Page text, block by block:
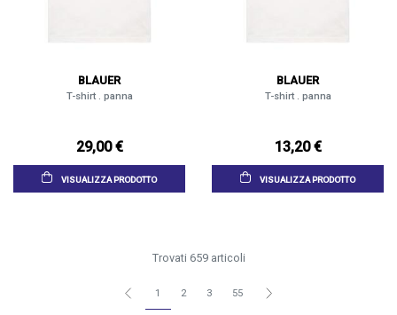
BLAUER
T-shirt . panna
29,00 €
VISUALIZZA PRODOTTO
BLAUER
T-shirt . panna
13,20 €
VISUALIZZA PRODOTTO
Trovati 659 articoli
1 2 3 55